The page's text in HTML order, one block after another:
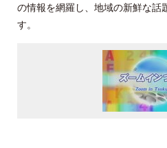
の情報を網羅し、地域の新鮮な話
す。
ＡＣＣＳ40年のあゆみ